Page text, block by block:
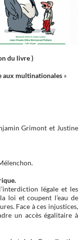
du livre )
aux multinationales »
Grimont et Justine
légale et les
loi et coupent l’eau de
Face à ces injustices,
un accès égalitaire à